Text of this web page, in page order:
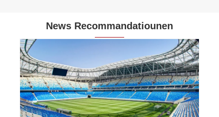
News Recommandatiounen